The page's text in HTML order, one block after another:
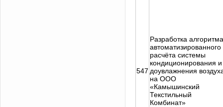
547
Разработка алгоритма
автоматизированного
расчёта системы
кондиционирования и
доувлажнения
на ООО
«Камышинский
Текстильный
Комбинат»